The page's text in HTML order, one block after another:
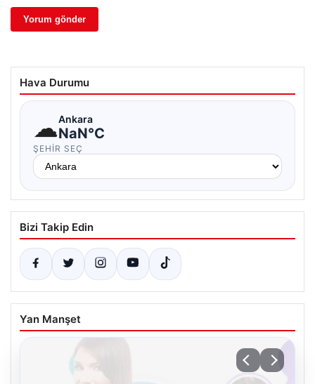
Hava Durumu
☁Ankara
NaN°C
ŞEHIR SEÇ
Bizi Takip Edin
Yan Manşet